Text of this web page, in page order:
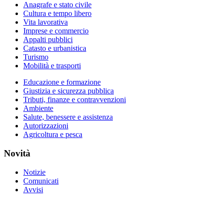
Anagrafe e stato civile
Cultura e tempo libero
Vita lavorativa
Imprese e commercio
Appalti pubblici
Catasto e urbanistica
Turismo
Mobilità e trasporti
Educazione e formazione
Giustizia e sicurezza pubblica
Tributi, finanze e contravvenzioni
Ambiente
Salute, benessere e assistenza
Autorizzazioni
Agricoltura e pesca
Novità
Notizie
Comunicati
Avvisi